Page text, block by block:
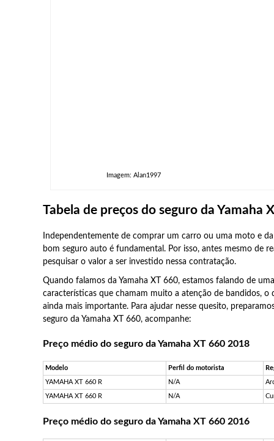
Imagem: Alan1997
Tabela de preços do seguro da Yamaha
Independentemente de comprar um carro ou uma moto e
bom seguro auto é fundamental. Por isso, antes mesmo de
pesquisar o valor a ser investido nessa contratação.
Quando falamos da Yamaha XT 660, estamos falando de
características que chamam muito a atenção de bandidos,
ainda mais importante. Para ajudar nesse quesito,
seguro da Yamaha XT 660, acompanhe:
Preço médio do seguro da Yamaha XT 660 2018
Modelo Perfil do motorista
YAMAHA XT 660 R N/A
YAMAHA XT 660 R N/A
Preço médio do seguro da Yamaha XT 660 2016